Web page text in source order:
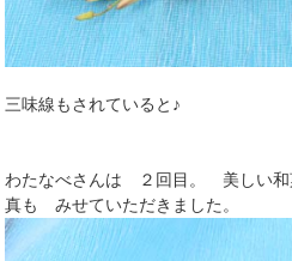
三味線もされていると♪
わたなべさんは ２回目。 美しい
真も みせていただきました。